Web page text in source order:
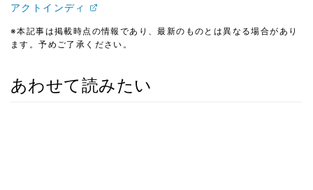
アクトインディ
※本記事は掲載時点の情報であり、最新のものとは異なる場合があり
ます。予めご了承ください。
あわせて読みたい